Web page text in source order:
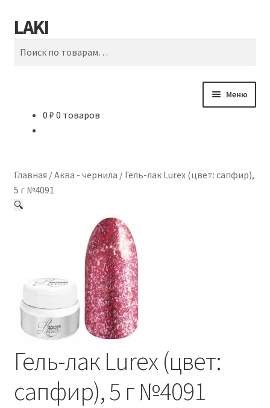
Перейти
к
навигации
Перейти
к
содержимому
LAKI
Поиск
Меню
ЗАТОЧКА
Сотрудничество с LAKI
Контакты
Личный кабинет
0 ₽ 0 товаров
Главная /Аква - чернила / Гель-лак Lurex (цвет: сапфир),
5 г №4091
🔍
Гель-лак Lurex (цвет:
сапфир), 5 г №4091